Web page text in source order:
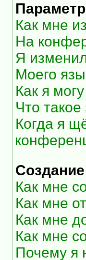
Как мне
На
Я
Моего
Как я
Что такое
Когда я
Как мне
Как мне
Как мне
Как мне
Почему я